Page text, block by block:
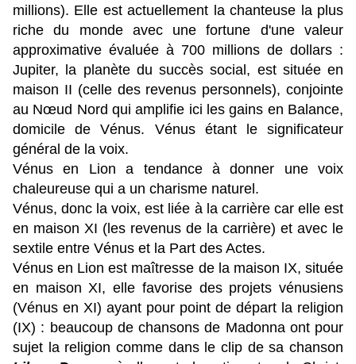
millions). Elle est actuellement la chanteuse la plus
riche du monde avec une fortune d'une valeur
approximative évaluée à 700 millions de dollars :
Jupiter, la planète du succès social, est située en
maison II (celle des revenus personnels), conjointe
au Nœud Nord qui amplifie ici les gains en Balance,
domicile de Vénus. Vénus étant le significateur
général de la voix.
Vénus en Lion a tendance à donner une voix
chaleureuse qui a un charisme naturel.
Vénus, donc la voix, est liée à la carrière car elle est
en maison XI (les revenus de la carrière) et avec le
sextile entre Vénus et la Part des Actes.
Vénus en Lion est maîtresse de la maison IX, située
en maison XI, elle favorise des projets vénusiens
(Vénus en XI) ayant pour point de départ la religion
(IX) : beaucoup de chansons de Madonna ont pour
sujet la religion comme dans le clip de sa chanson